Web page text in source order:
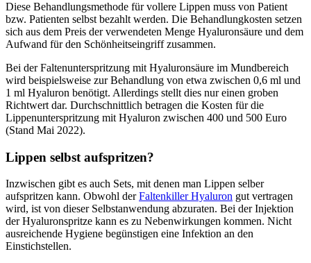
Diese Behandlungsmethode für vollere Lippen muss von Patient
bzw. Patienten selbst bezahlt werden. Die Behandlungkosten setzen
sich aus dem Preis der verwendeten Menge Hyaluronsäure und dem
Aufwand für den Schönheitseingriff zusammen.
Bei der Faltenunterspritzung mit Hyaluronsäure im Mundbereich
wird beispielsweise zur Behandlung von etwa zwischen 0,6 ml und
1 ml Hyaluron benötigt. Allerdings stellt dies nur einen groben
Richtwert dar. Durchschnittlich betragen die Kosten für die
Lippenunterspritzung mit Hyaluron zwischen 400 und 500 Euro
(Stand Mai 2022).
Lippen selbst aufspritzen?
Inzwischen gibt es auch Sets, mit denen man Lippen selber
aufspritzen kann. Obwohl derFaltenkiller Hyaluron gut vertragen
wird, ist von dieser Selbstanwendung abzuraten. Bei der Injektion
der Hyaluronspritze kann es zu Nebenwirkungen kommen. Nicht
ausreichende Hygiene begünstigen eine Infektion an den
Einstichstellen.